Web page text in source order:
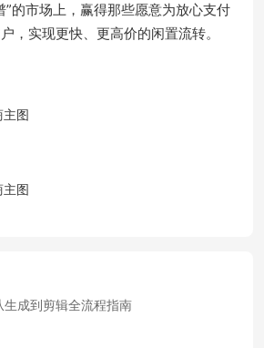
”的市场上，赢得那些愿意为放心支付
，实现更快、更高价的闲置流转。
图
主图
成到剪辑全流程指南